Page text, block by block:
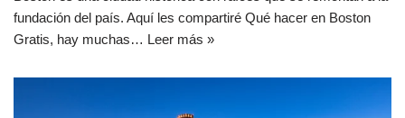
fundación del país. Aquí les compartiré Qué hacer en Boston
Gratis, hay muchas… Leer más »